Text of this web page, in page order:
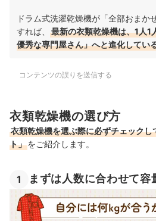
ドラム式洗濯乾燥機が「全部おまか
すれば、
最新の衣類乾燥機は、1人1
優秀な専門屋さん」へと進化してい
コンテンツの誤りを送信する
衣類乾燥機の選び方
衣類乾燥機を選ぶ際に必ずチェック
ト」をご紹介します。
1 まずは人数に合わせて容